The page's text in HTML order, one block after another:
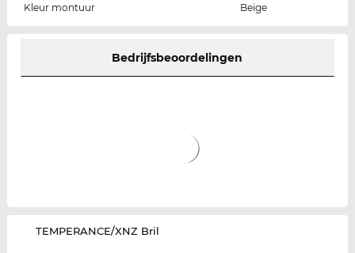
Kleur montuur
Beige
Bedrijfsbeoordelingen
‌TEMPERANCE/XNZ Bril